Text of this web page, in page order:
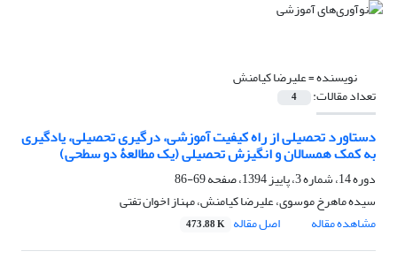
نویسنده =علیرضا کیامنش
تعداد مقالات: 4
دستاورد تحصیلی از راه کیفیت آموزشی، درگیری تحصیلی، یادگیری
به کمک همسالان و انگیزش تحصیلی (یک مطالعۀ دو سطحی)
دوره 14، شماره 3، پاییز 1394، صفحه
69-86
سیده ماهرخ موسوی، علیرضا کیامنش، مهناز اخوان تفتی
مشاهده مقاله
اصل مقاله 473.88 K